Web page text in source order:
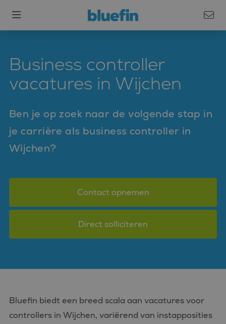
Business controller
vacatures in Wijchen
Ben je op zoek naar de volgende stap in
je carrière als business controller in
Wijchen?
Contact opnemen
Direct solliciteren
Bluefin biedt een breed scala aan vacatures voor
controllers in Wijchen, variërend van instapposities